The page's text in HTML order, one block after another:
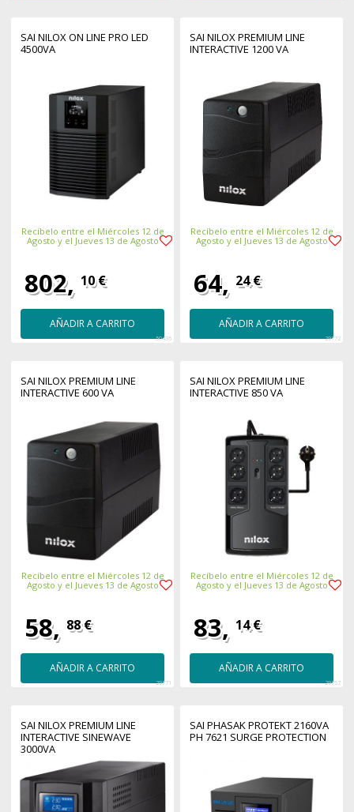
SAI NILOX ON LINE PRO LED
4500VA
Recíbelo entre el Miércoles 12 de
Agosto y el Jueves 13 de Agosto
802, 10 €
AÑADIR A CARRITO
50436
SAI NILOX PREMIUM LINE
INTERACTIVE 1200 VA
Recíbelo entre el Miércoles 12 de
Agosto y el Jueves 13 de Agosto
64, 24 €
AÑADIR A CARRITO
29772
SAI NILOX PREMIUM LINE
INTERACTIVE 600 VA
Recíbelo entre el Miércoles 12 de
Agosto y el Jueves 13 de Agosto
58, 88 €
AÑADIR A CARRITO
29771
SAI NILOX PREMIUM LINE
INTERACTIVE 850 VA
Recíbelo entre el Miércoles 12 de
Agosto y el Jueves 13 de Agosto
83, 14 €
AÑADIR A CARRITO
29767
SAI NILOX PREMIUM LINE
INTERACTIVE SINEWAVE
3000VA
SAI PHASAK PROTEKT 2160VA
PH 7621 SURGE PROTECTION